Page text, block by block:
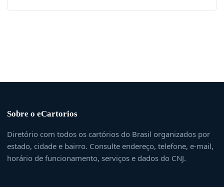
Sobre o eCartorios
Diretório com todos os cartórios do Brasil organizados por
estado, cidade e bairro. Consulte endereço, telefone, e-mail,
horário de funcionamento, serviços e dados do CNJ.